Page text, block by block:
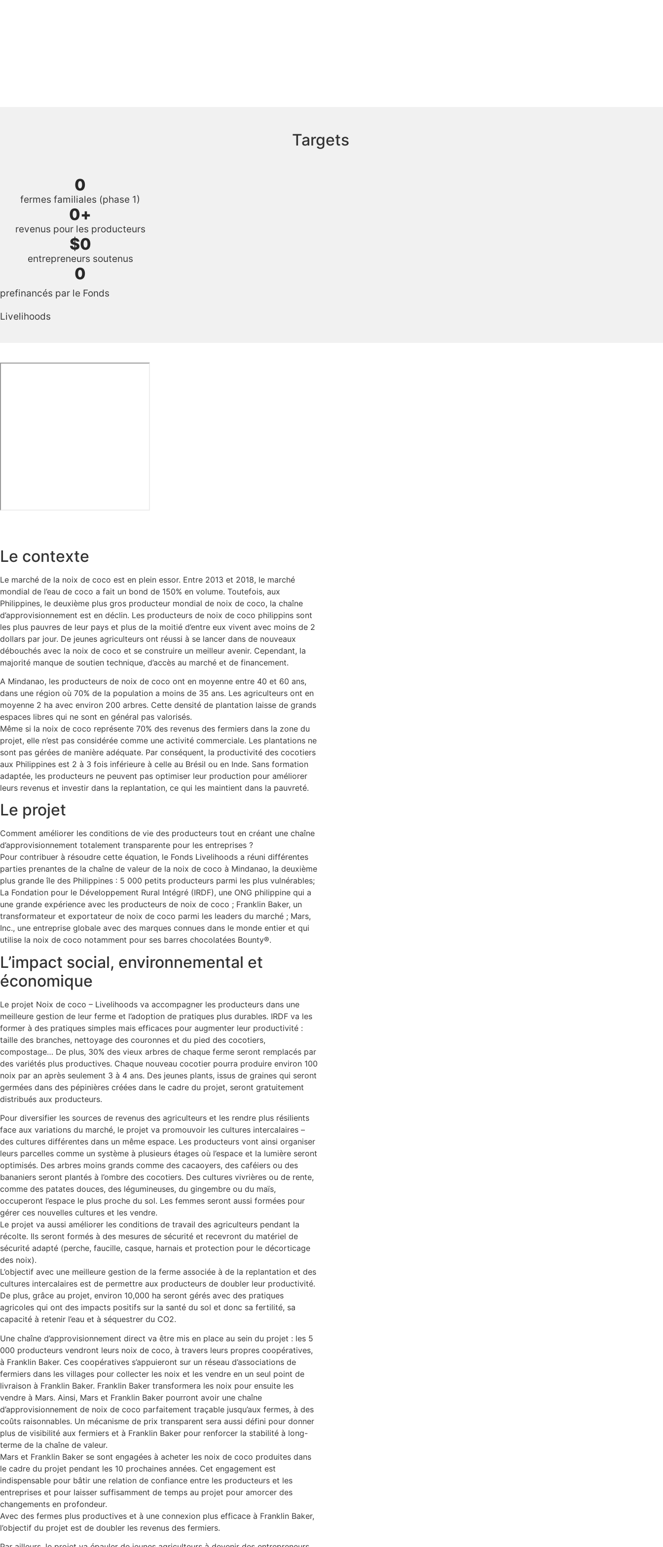
Targets
fermes familiales (phase 1)
0
revenus pour les producteurs
0+
entrepreneurs soutenus
$0
prefinancés par le Fonds
Livelihoods
0
Le contexte
Le marché de la noix de coco est en plein essor. Entre 2013 et 2018, le marché
mondial de l’eau de coco a fait un bond de 150% en volume. Toutefois, aux
Philippines, le deuxième plus gros producteur mondial de noix de coco, la chaîne
d’approvisionnement est en déclin. Les producteurs de noix de coco philippins sont
les plus pauvres de leur pays et plus de la moitié d’entre eux vivent avec moins de 2
dollars par jour. De jeunes agriculteurs ont réussi à se lancer dans de nouveaux
débouchés avec la noix de coco et se construire un meilleur avenir. Cependant, la
majorité manque de soutien technique, d’accès au marché et de financement.
A Mindanao, les producteurs de noix de coco ont en moyenne entre 40 et 60 ans,
dans une région où 70% de la population a moins de 35 ans. Les agriculteurs ont en
moyenne 2 ha avec environ 200 arbres. Cette densité de plantation laisse de grands
espaces libres qui ne sont en général pas valorisés.
Même si la noix de coco représente 70% des revenus des fermiers dans la zone du
projet, elle n’est pas considérée comme une activité commerciale. Les plantations ne
sont pas gérées de manière adéquate. Par conséquent, la productivité des cocotiers
aux Philippines est 2 à 3 fois inférieure à celle au Brésil ou en Inde. Sans formation
adaptée, les producteurs ne peuvent pas optimiser leur production pour améliorer
leurs revenus et investir dans la replantation, ce qui les maintient dans la pauvreté.
Le projet
Comment améliorer les conditions de vie des producteurs tout en créant une chaîne
d’approvisionnement totalement transparente pour les entreprises ?
Pour contribuer à résoudre cette équation, le Fonds Livelihoods a réuni différentes
parties prenantes de la chaîne de valeur de la noix de coco à Mindanao, la deuxième
plus grande île des Philippines : 5 000 petits producteurs parmi les plus vulnérables;
La Fondation pour le Développement Rural Intégré (IRDF), une ONG philippine qui a
une grande expérience avec les producteurs de noix de coco ; Franklin Baker, un
transformateur et exportateur de noix de coco parmi les leaders du marché ; Mars,
Inc., une entreprise globale avec des marques connues dans le monde entier et qui
utilise la noix de coco notamment pour ses barres chocolatées Bounty®.
L’impact social, environnemental et
économique
Le projet Noix de coco – Livelihoods va accompagner les producteurs dans une
meilleure gestion de leur ferme et l’adoption de pratiques plus durables. IRDF va les
former à des pratiques simples mais efficaces pour augmenter leur productivité :
taille des branches, nettoyage des couronnes et du pied des cocotiers,
compostage… De plus, 30% des vieux arbres de chaque ferme seront remplacés par
des variétés plus productives. Chaque nouveau cocotier pourra produire environ 100
noix par an après seulement 3 à 4 ans. Des jeunes plants, issus de graines qui seront
germées dans des pépinières créées dans le cadre du projet, seront gratuitement
distribués aux producteurs.
Pour diversifier les sources de revenus des agriculteurs et les rendre plus résilients
face aux variations du marché, le projet va promouvoir les cultures intercalaires –
des cultures différentes dans un même espace. Les producteurs vont ainsi organiser
leurs parcelles comme un système à plusieurs étages où l’espace et la lumière seront
optimisés. Des arbres moins grands comme des cacaoyers, des caféiers ou des
bananiers seront plantés à l’ombre des cocotiers. Des cultures vivrières ou de rente,
comme des patates douces, des légumineuses, du gingembre ou du maïs,
occuperont l’espace le plus proche du sol. Les femmes seront aussi formées pour
gérer ces nouvelles cultures et les vendre.
Le projet va aussi améliorer les conditions de travail des agriculteurs pendant la
récolte. Ils seront formés à des mesures de sécurité et recevront du matériel de
sécurité adapté (perche, faucille, casque, harnais et protection pour le décorticage
des noix).
L’objectif avec une meilleure gestion de la ferme associée à de la replantation et des
cultures intercalaires est de permettre aux producteurs de doubler leur productivité.
De plus, grâce au projet, environ 10,000 ha seront gérés avec des pratiques
agricoles qui ont des impacts positifs sur la santé du sol et donc sa fertilité, sa
capacité à retenir l’eau et à séquestrer du CO2.
Une chaîne d’approvisionnement direct va être mis en place au sein du projet : les 5
000 producteurs vendront leurs noix de coco, à travers leurs propres coopératives,
à Franklin Baker. Ces coopératives s’appuieront sur un réseau d’associations de
fermiers dans les villages pour collecter les noix et les vendre en un seul point de
livraison à Franklin Baker. Franklin Baker transformera les noix pour ensuite les
vendre à Mars. Ainsi, Mars et Franklin Baker pourront avoir une chaîne
d’approvisionnement de noix de coco parfaitement traçable jusqu’aux fermes, à des
coûts raisonnables. Un mécanisme de prix transparent sera aussi défini pour donner
plus de visibilité aux fermiers et à Franklin Baker pour renforcer la stabilité à long-
terme de la chaîne de valeur.
Mars et Franklin Baker se sont engagées à acheter les noix de coco produites dans
le cadre du projet pendant les 10 prochaines années. Cet engagement est
indispensable pour bâtir une relation de confiance entre les producteurs et les
entreprises et pour laisser suffisamment de temps au projet pour amorcer des
changements en profondeur.
Avec des fermes plus productives et à une connexion plus efficace à Franklin Baker,
l’objectif du projet est de doubler les revenus des fermiers.